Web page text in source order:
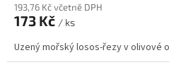
193,76 Kč včetně DPH
173 Kč / ks
Uzený mořský losos-řezy v olivové